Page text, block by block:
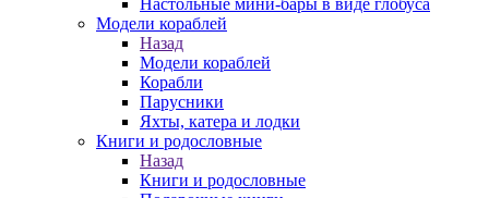
Настольные мини-бары в виде глобуса
Модели кораблей
Назад
Модели кораблей
Корабли
Парусники
Яхты, катера и лодки
Книги и родословные
Назад
Книги и родословные